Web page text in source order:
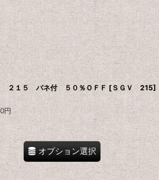
２１５ バネ付 ５０％ＯＦＦ [ＳＧＶ 215]
円
オプション選択